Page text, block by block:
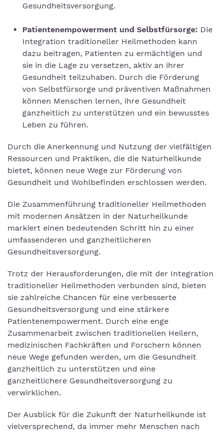
Gesundheitsversorgung.
Patientenempowerment und Selbstfürsorge: Die
Integration traditioneller Heilmethoden kann
dazu beitragen, Patienten zu ermächtigen und
sie in die Lage zu versetzen, aktiv an ihrer
Gesundheit teilzuhaben. Durch die Förderung
von Selbstfürsorge und präventiven Maßnahmen
können Menschen lernen, ihre Gesundheit
ganzheitlich zu unterstützen und ein bewusstes
Leben zu führen.
Durch die Anerkennung und Nutzung der vielfältigen
Ressourcen und Praktiken, die die Naturheilkunde
bietet, können neue Wege zur Förderung von
Gesundheit und Wohlbefinden erschlossen werden.
Die Zusammenführung traditioneller Heilmethoden
mit modernen Ansätzen in der Naturheilkunde
markiert einen bedeutenden Schritt hin zu einer
umfassenderen und ganzheitlicheren
Gesundheitsversorgung.
Trotz der Herausforderungen, die mit der Integration
traditioneller Heilmethoden verbunden sind, bieten
sie zahlreiche Chancen für eine verbesserte
Gesundheitsversorgung und eine stärkere
Patientenempowerment. Durch eine enge
Zusammenarbeit zwischen traditionellen Heilern,
medizinischen Fachkräften und Forschern können
neue Wege gefunden werden, um die Gesundheit
ganzheitlich zu unterstützen und eine
ganzheitlichere Gesundheitsversorgung zu
verwirklichen.
Der Ausblick für die Zukunft der Naturheilkunde ist
vielversprechend, da immer mehr Menschen nach